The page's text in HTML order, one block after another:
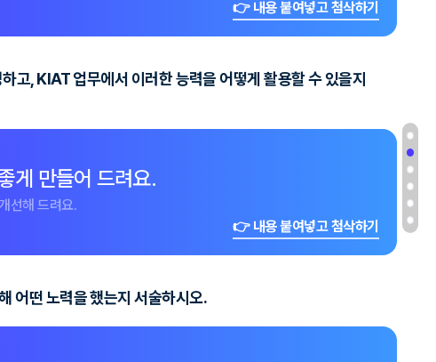
👉 내용 붙여넣고 첨삭하기
고, KIAT 업무에서 이러한 능력을 어떻게 활용할 수 있을지
게 만들어 드려요.
선해 드려요.
👉 내용 붙여넣고 첨삭하기
어떤 노력을 했는지 서술하시오.